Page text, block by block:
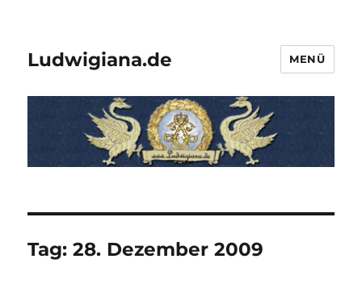
Ludwigiana.de MENÜ
Tag:28. Dezember 2009